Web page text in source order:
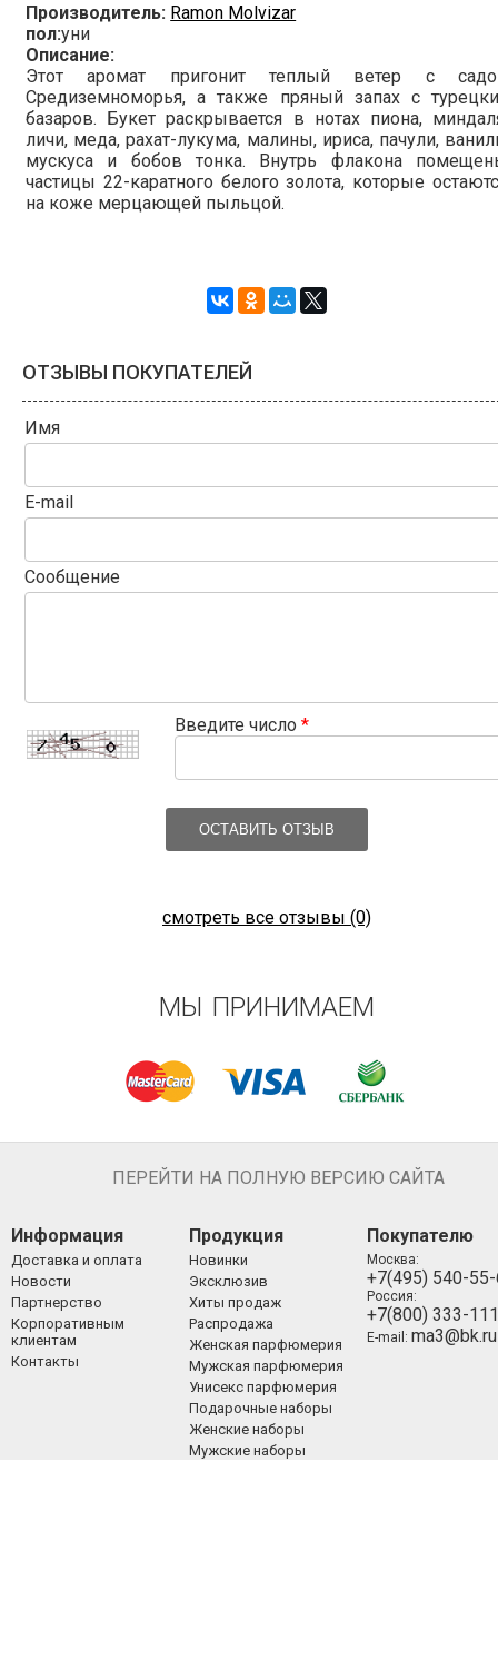
Производитель: Ramon Molvizar
пол:уни
Описание:
Этот аромат пригонит теплый ветер с
Средиземноморья, а также пряный запах с
базаров. Букет раскрывается в нотах пиона,
личи, меда, рахат-лукума, малины, ириса, пачули,
мускуса и бобов тонка. Внутрь флакона
частицы 22-каратного белого золота, которые
на коже мерцающей пыльцой.
ОТЗЫВЫ ПОКУПАТЕЛЕЙ
Имя
E-mail
Сообщение
Введите число *
ОСТАВИТЬ ОТЗЫВ
смотреть все отзывы (0)
МЫ ПРИНИМАЕМ
ПЕРЕЙТИ НА ПОЛНУЮ ВЕРСИЮ САЙТА
Информация
Доставка и оплата
Новости
Партнерство
Корпоративным
клиентам
Контакты
Продукция
Новинки
Эксклюзив
Хиты продаж
Распродажа
Женская парфюмерия
Мужская парфюмерия
Унисекс парфюмерия
Подарочные наборы
Женские наборы
Мужские наборы
Покупателю
Москва:
+7(495) 540-
Россия:
+7(800) 333-
E-mail: ma3@bk.ru